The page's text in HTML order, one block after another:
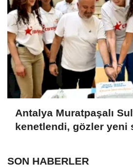
Antalya Muratpaşalı
kenetlendi, gözler yeni
SON HABERLER